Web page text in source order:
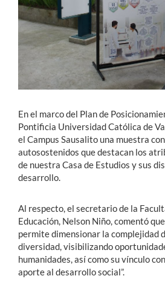
Funcionarios
Alumni
En el marco del Plan de
Pontificia Universidad Católica de
el Campus Sausalito una muestra
autosostenidos que destacan los
de nuestra Casa de Estudios y sus
desarrollo.
Al respecto, el secretario de la
Educación, Nelson Niño, comentó
permite dimensionar la complejidad
diversidad, visibilizando
humanidades, así como su vínculo
aporte al desarrollo social”.